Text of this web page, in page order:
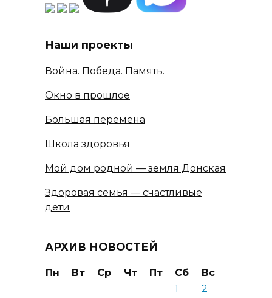
Наши проекты
Война. Победа. Память.
Окно в прошлое
Большая перемена
Школа здоровья
Мой дом родной — земля Донская
Здоровая семья — счастливые
дети
АРХИВ НОВОСТЕЙ
Пн Вт Ср Чт Пт Сб
Вс
1
2